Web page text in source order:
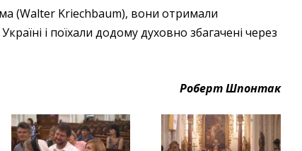
(Walter Kriechbaum), вони отримали
і поїхали додому духовно збагачені через
Роберт Шпонтак